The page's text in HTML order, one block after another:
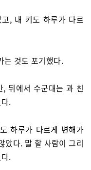
, 내 키도 하루가 다르
는 것도 포기했다.
뒤에서 수군대는 과 친
.
하루가 다르게 변해가
았다. 말 할 사람이 그리
.